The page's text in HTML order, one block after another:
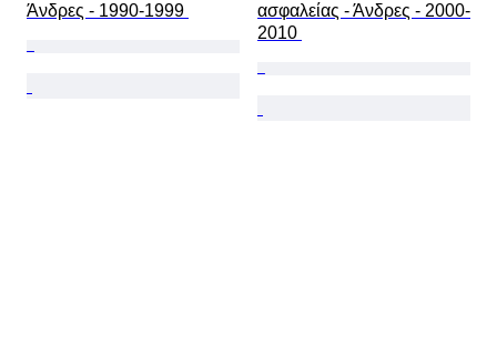
Άνδρες - 1990-1999
ασφαλείας - Άνδρες - 2000-
2010